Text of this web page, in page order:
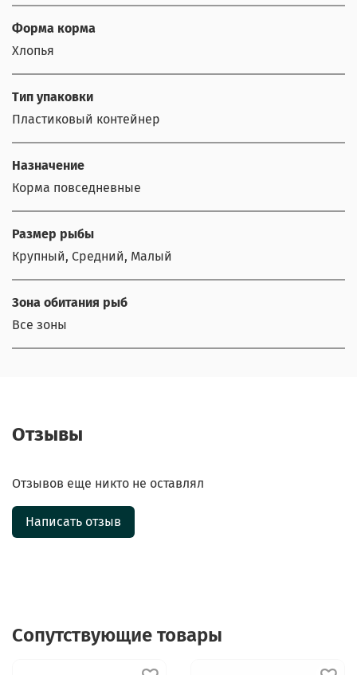
Форма корма
Хлопья
Тип упаковки
Пластиковый контейнер
Назначение
Корма повседневные
Размер рыбы
Крупный, Средний, Малый
Зона обитания рыб
Все зоны
Отзывы
Отзывов еще никто не оставлял
Написать отзыв
Сопутствующие товары